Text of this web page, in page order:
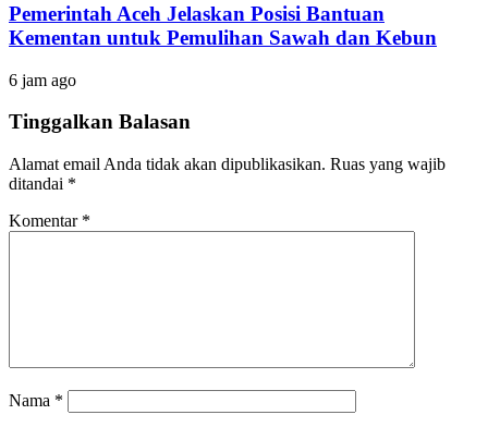
Pemerintah Aceh Jelaskan Posisi Bantuan
Kementan untuk Pemulihan Sawah dan Kebun
6 jam ago
Tinggalkan Balasan
Alamat email Anda tidak akan dipublikasikan. Ruas yang wajib
ditandai *
Komentar *
Nama *